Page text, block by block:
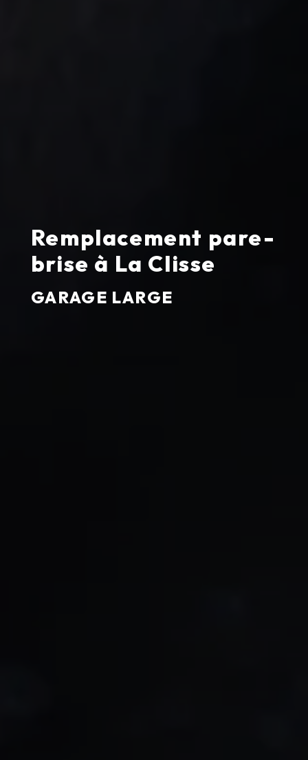
Remplacement pare-
brise à La Clisse
GARAGE LARGE